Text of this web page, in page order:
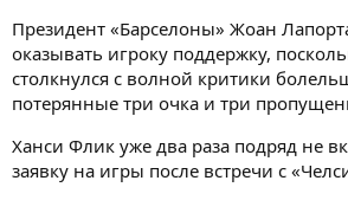
Президент «Барселоны» Жоан
оказывать игроку поддержку,
столкнулся с волной критики
потерянные три очка и три
Ханси Флик уже два раза подряд не
заявку на игры после встречи с